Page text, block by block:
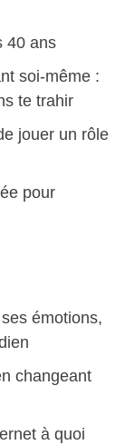
40 ans
soi-même :
te trahir
jouer un rôle
pour
émotions,
changeant
à quoi